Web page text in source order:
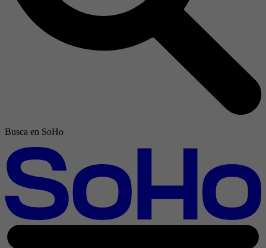
Busca en SoHo